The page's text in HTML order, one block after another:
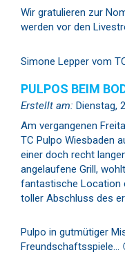
Wir gratulieren zur
werden vor den
Simone Lepper vom
PULPOS BEIM
Erstellt am: Dienstag,
Am vergangenen
TC Pulpo Wiesbaden
einer doch recht
angelaufene Grill,
fantastische Location
toller Abschluss des
Pulpo in gutmütiger
Freundschaftsspiele…